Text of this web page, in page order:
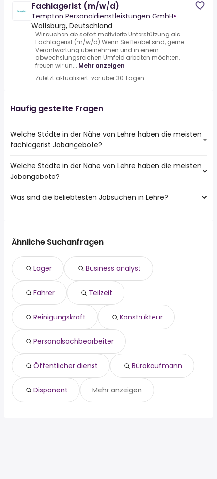
Fachlagerist (m/w/d)
Tempton Personaldienstleistungen GmbH•
Wolfsburg, Deutschland
Wir suchen ab sofort motivierte Unterstützung als
Fachlagerist (m/w/d).Wenn Sie flexibel sind, gerne
Verantwortung übernehmen und in einem
abwechslungsreichen Umfeld arbeiten möchten,
freuen wir un... Mehr anzeigen
Zuletzt aktualisiert: vor über 30 Tagen
Häufig gestellte Fragen
Welche Städte in der Nähe von Lehre haben die meisten
fachlagerist Jobangebote?
Städte in der Nähe von Lehre mit den meisten
fachlagerist Jobs:
Salzgitter
Welche Städte in der Nähe von Lehre haben die meisten
Jobangebote?
10 Städte in der Nähe von Lehre mit den meisten
Salzgitter
Gifhorn
Cremlingen
Was sind die beliebtesten Jobsuchen in Lehre?
teilzeit
konstrukteur
personalsachbearbeiter
Öffentlicher dienst
lager
bürokaufmann
disponent
Ähnliche Suchanfragen
Lager Business analyst
Fahrer Teilzeit
Reinigungskraft Konstrukteur
Personalsachbearbeiter
Öffentlicher dienst Bürokaufmann
Disponent Mehr anzeigen